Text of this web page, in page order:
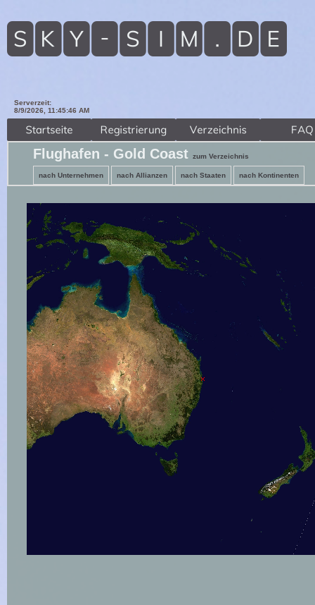
Serverzeit:
8/9/2026, 11:45:48 AM
Flughafen - Gold Coast zum Verzeichnis
nach Unternehmen nach Allianzen nach Staaten nach Kontinenten